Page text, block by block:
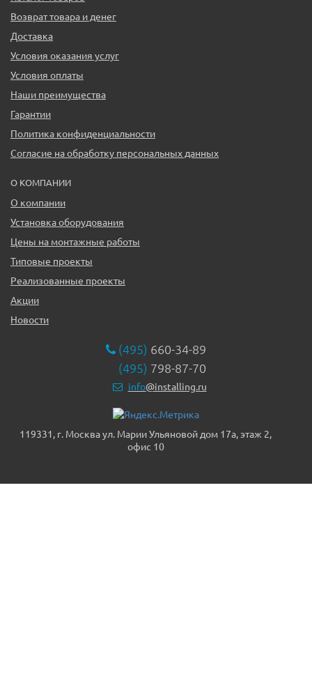
Возврат товара и денег
Доставка
Условия оказания услуг
Условия оплаты
Наши преимущества
Гарантии
Политика конфиденциальности
Согласие на обработку персональных данных
О КОМПАНИИ
О компании
Установка оборудования
Цены на монтажные работы
Типовые проекты
Реализованные проекты
Акции
Новости
(495) 660-34-89
(495) 798-87-70
info@installing.ru
119331, г. Москва ул. Марии Ульяновой дом 17а, этаж 2,
офис 10